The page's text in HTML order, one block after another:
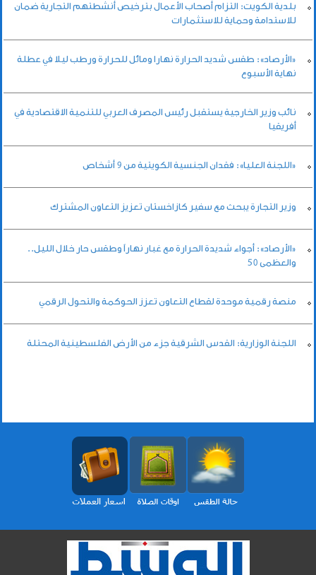
بلدية الكويت: التزام أصحاب الأعمال بترخيص أنشطتهم التجارية ضمان
للاستدامة وحماية للاستثمارات
«الأرصاد»: طقس شديد الحرارة نهارا ومائل للحرارة ورطب ليلا في عطلة
نهاية الأسبوع
نائب وزير الخارجية يستقبل رئيس المصرف العربي للتنمية الاقتصادية في
أفريقيا
«اللجنة العليا»: فقدان الجنسية الكويتية من 9 أشخاص
وزير التجارة يبحث مع سفير كازاخستان تعزيز التعاون المشترك
«الأرصاد»: أجواء شديدة الحرارة مع غبار نهاراً وطقس حار خلال الليل..
والعظمى 50
منصة رقمية موحدة لقطاع التعاون تعزز الحوكمة والتحول الرقمي
اللجنة الوزارية: القدس الشرقية جزء من الأرض الفلسطينية المحتلة